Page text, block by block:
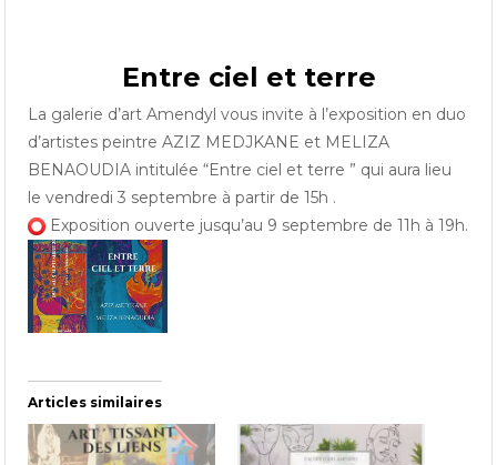
Entre ciel et terre
La galerie d’art Amendyl vous invite à l’exposition en duo
d’artistes peintre AZIZ MEDJKANE et MELIZA
BENAOUDIA intitulée “Entre ciel et terre ” qui aura lieu
le vendredi 3 septembre à partir de 15h .
Exposition ouverte jusqu’au 9 septembre de 11h à 19h.
Articles similaires